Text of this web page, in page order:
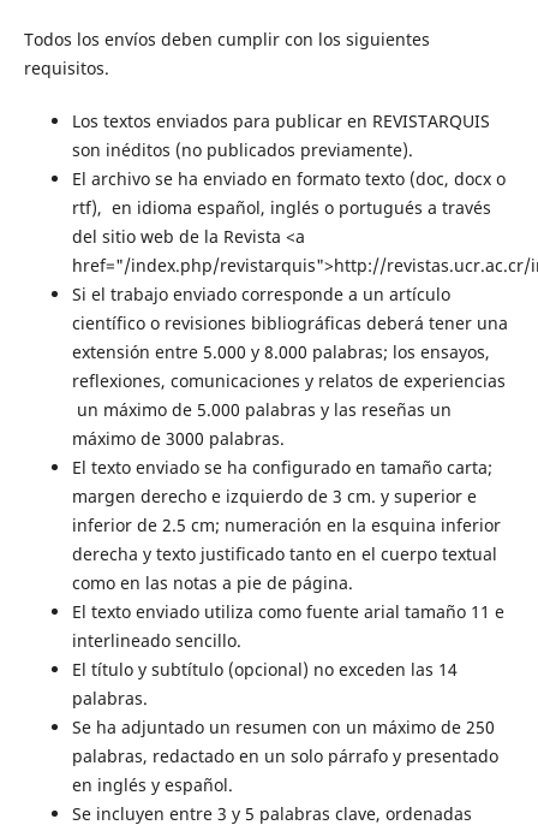
Todos los envíos deben cumplir con los siguientes
requisitos.
Los textos enviados para publicar en REVISTARQUIS
son inéditos (no publicados previamente).
El archivo se ha enviado en formato texto (doc, docx o
rtf), en idioma español, inglés o portugués a través
del sitio web de la Revista <a
href="/index.php/revistarquis">http://revistas.ucr.ac.cr/
Si el trabajo enviado corresponde a un artículo
científico o revisiones bibliográficas deberá tener una
extensión entre 5.000 y 8.000 palabras; los ensayos,
reflexiones, comunicaciones y relatos de experiencias
un máximo de 5.000 palabras y las reseñas un
máximo de 3000 palabras.
El texto enviado se ha configurado en tamaño carta;
margen derecho e izquierdo de 3 cm. y superior e
inferior de 2.5 cm; numeración en la esquina inferior
derecha y texto justificado tanto en el cuerpo textual
como en las notas a pie de página.
El texto enviado utiliza como fuente arial tamaño 11 e
interlineado sencillo.
El título y subtítulo (opcional) no exceden las 14
palabras.
Se ha adjuntado un resumen con un máximo de 250
palabras, redactado en un solo párrafo y presentado
en inglés y español.
Se incluyen entre 3 y 5 palabras clave, ordenadas